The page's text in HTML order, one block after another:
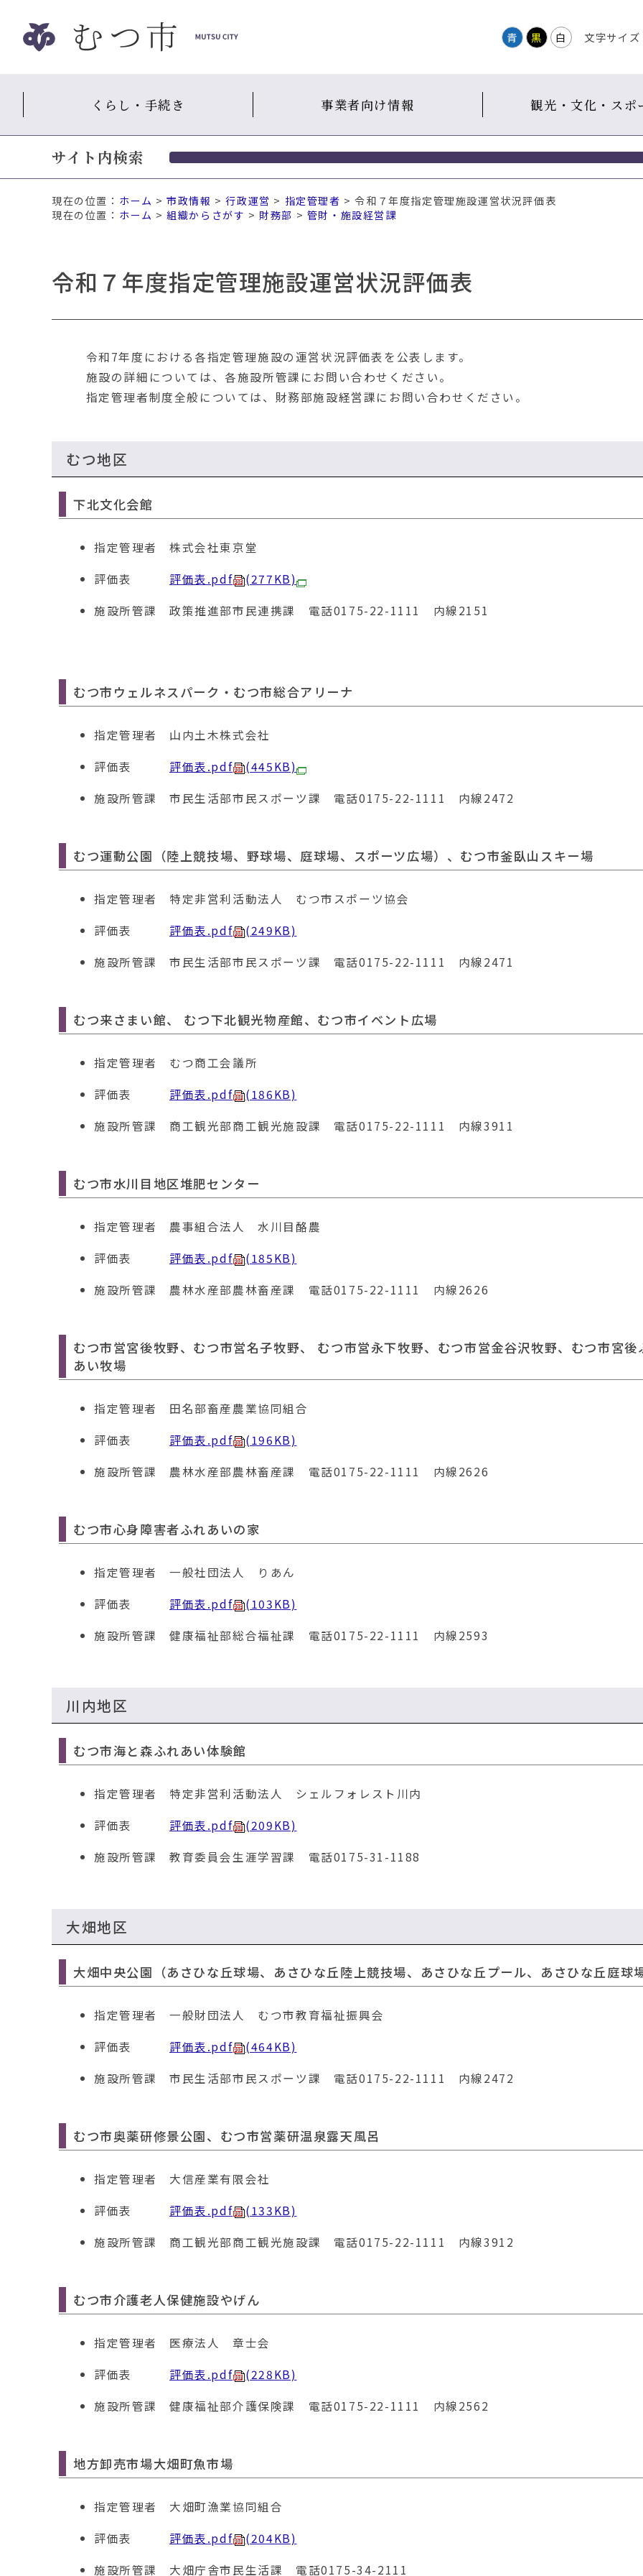
ッ
青 黒 白 文字サイズ
くらし・手続き 事業者向け情報 観光・文化・スポ
サイト内検索
現在の位置： ホーム >市政情報 >行政運営 > 指定管理者 > 令和７年度指定管理施設運営状況評価表
ホーム >組織からさがす > 財務部 > 管財・施設経営課
令和７年度指定管理施設運営状況評価表
令和7年度における各指定管理施設の運営状況評価表を公表します。
施設の詳細については、各施設所管課にお問い合わせください。
指定管理者制度全般については、財務部施設経営課にお問い合わせください。
むつ地区
下北文化会館
指定管理者
株式会社東京堂
評価表
評価表.pdf
(277KB)
施設所管課
政策推進部市民連携課 電話0175-22-1111 内線2151
むつ市ウェルネスパーク・むつ市総合アリーナ
指定管理者
山内土木株式会社
評価表
評価表.pdf
(445KB)
施設所管課
市民生活部市民スポーツ課 電話0175-22-1111 内線2472
むつ運動公園（陸上競技場、野球場、庭球場、スポーツ広場）、むつ市釜臥山スキー場
指定管理者
特定非営利活動法人 むつ市スポーツ協会
評価表
評価表.pdf
(249KB)
施設所管課
市民生活部市民スポーツ課 電話0175-22-1111 内線2471
むつ来さまい館、 むつ下北観光物産館、むつ市イベント広場
指定管理者
むつ商工会議所
評価表
評価表.pdf
(186KB)
施設所管課
商工観光部商工観光施設課 電話0175-22-1111 内線3911
むつ市水川目地区堆肥センター
指定管理者
農事組合法人 水川目酪農
評価表
評価表.pdf
(185KB)
施設所管課
農林水産部農林畜産課 電話0175-22-1111 内線2626
むつ市営宮後牧野、むつ市営名子牧野、 むつ市営永下牧野、むつ市営金谷沢牧野、むつ市宮後
あい牧場
指定管理者
田名部畜産農業協同組合
評価表
評価表.pdf
(196KB)
施設所管課
農林水産部農林畜産課 電話0175-22-1111 内線2626
むつ市心身障害者ふれあいの家
指定管理者
一般社団法人 りあん
評価表
評価表.pdf
(103KB)
施設所管課
健康福祉部総合福祉課 電話0175-22-1111 内線2593
川内地区
むつ市海と森ふれあい体験館
指定管理者
特定非営利活動法人 シェルフォレスト川内
評価表
評価表.pdf
(209KB)
施設所管課
教育委員会生涯学習課 電話0175-31-1188
大畑地区
大畑中央公園（あさひな丘球場、あさひな丘陸上競技場、あさひな丘プール、あさひな丘庭球
指定管理者
一般財団法人 むつ市教育福祉振興会
評価表
評価表.pdf
(464KB)
施設所管課
市民生活部市民スポーツ課 電話0175-22-1111 内線2472
むつ市奥薬研修景公園、むつ市営薬研温泉露天風呂
指定管理者
大信産業有限会社
評価表
評価表.pdf
(133KB)
施設所管課
商工観光部商工観光施設課 電話0175-22-1111 内線3912
むつ市介護老人保健施設やげん
指定管理者
医療法人 章士会
評価表
評価表.pdf
(228KB)
施設所管課
健康福祉部介護保険課 電話0175-22-1111 内線2562
地方卸売市場大畑町魚市場
指定管理者
大畑町漁業協同組合
評価表
評価表.pdf
(204KB)
施設所管課
大畑庁舎市民生活課 電話0175-34-2111